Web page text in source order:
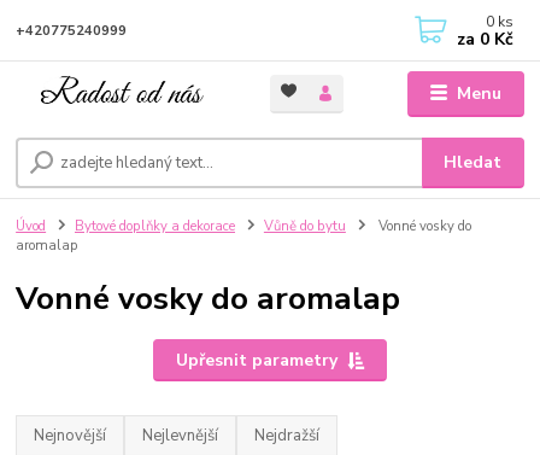
Menu
Hledat
+420775240999 0 ks
za 0 Kč
Úvod Bytové doplňky a dekorace Vůně do bytu
Vonné vosky do
aromalap
Vonné vosky do aromalap
Upřesnit parametry
Nejnovější Nejlevnější Nejdražší